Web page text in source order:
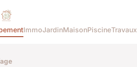
ImmoJardinMaisonPiscineTravaux